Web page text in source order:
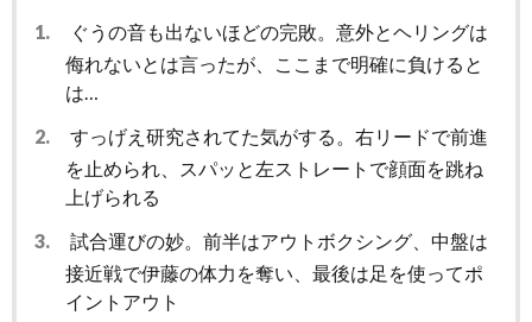
1.
ぐうの音も出ないほどの完敗。意外とヘリングは
侮れないとは言ったが、ここまで明確に負けると
は…
2.
すっげえ研究されてた気がする。右リードで前進
を止められ、スパッと左ストレートで顔面を跳ね
上げられる
3.
試合運びの妙。前半はアウトボクシング、中盤は
接近戦で伊藤の体力を奪い、最後は足を使ってポ
イントアウト